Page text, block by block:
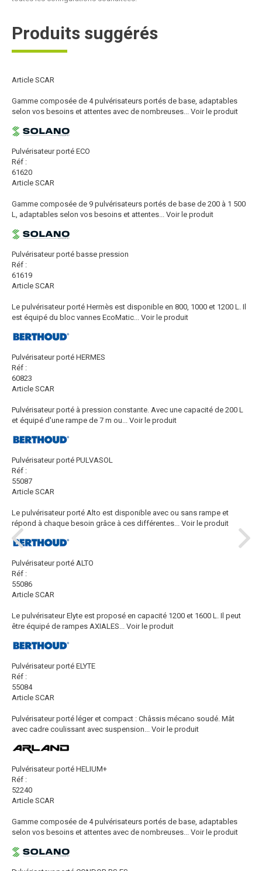
Produits suggérés
Article SCAR
Gamme composée de 4 pulvérisateurs portés de base, adaptables
selon vos besoins et attentes avec de nombreuses... Voir le produit
Pulvérisateur porté ECO
Réf :
61620
Article SCAR
Gamme composée de 9 pulvérisateurs portés de base de 200 à 1 500
L, adaptables selon vos besoins et attentes... Voir le produit
Pulvérisateur porté basse pression
Réf :
61619
Article SCAR
Le pulvérisateur porté Hermès est disponible en 800, 1000 et 1200 L. Il
est équipé du bloc vannes EcoMatic... Voir le produit
Pulvérisateur porté HERMES
Réf :
60823
Article SCAR
Pulvérisateur porté à pression constante. Avec une capacité de 200 L
et équipé d'une rampe de 7 m ou... Voir le produit
Pulvérisateur porté PULVASOL
Réf :
55087
Article SCAR
Le pulvérisateur porté Alto est disponible avec ou sans rampe et
répond à chaque besoin grâce à ces différentes... Voir le produit
Pulvérisateur porté ALTO
Réf :
55086
Article SCAR
Le pulvérisateur Elyte est proposé en capacité 1200 et 1600 L. Il peut
être équipé de rampes AXIALES... Voir le produit
Pulvérisateur porté ELYTE
Réf :
55084
Article SCAR
Pulvérisateur porté léger et compact : Châssis mécano soudé. Mât
avec cadre coulissant avec suspension... Voir le produit
Pulvérisateur porté HELIUM+
Réf :
52240
Article SCAR
Gamme composée de 4 pulvérisateurs portés de base, adaptables
selon vos besoins et attentes avec de nombreuses... Voir le produit